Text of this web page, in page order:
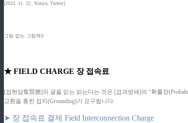
[2023. 11. 22_ Konya, Turkey]
그림 없는 그림책3
★ FIELD CHARGE 장 접속료
[집현담集賢膽]의 글을 읽는 읽는다는 것은 [검과방패]의 “확률장
교환을 통한 접지(Grounding)가 요구됩니다.
➤ 장 접속료 결제 Field Interconnection Charge